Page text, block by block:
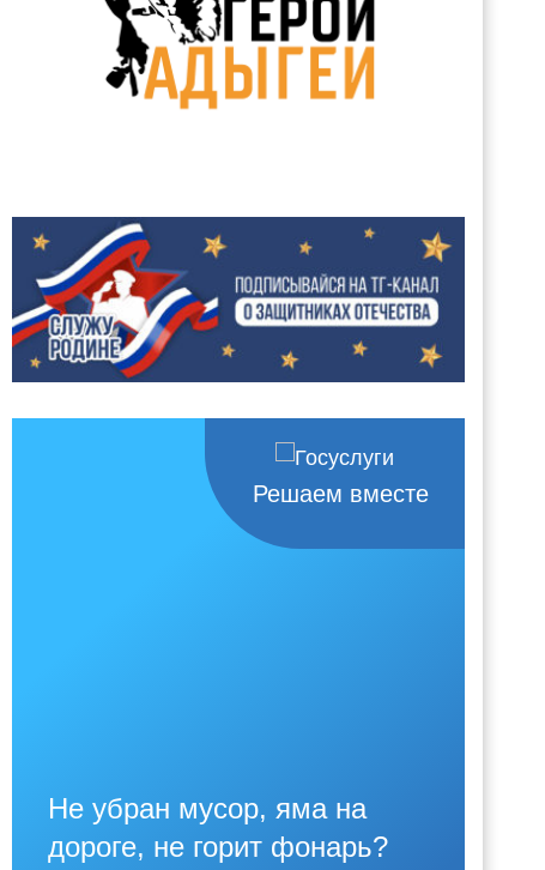
Решаем вместе
Не убран мусор, яма на
дороге, не горит фонарь?